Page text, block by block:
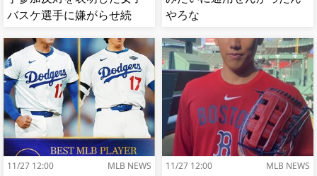
バスケ選手に嫌がらせ続
肘鉄を顔面に食らう[海外の
反応]
やろな
11/27 12:00 MLB NEWS 11/27 12:00 MLB NEWS